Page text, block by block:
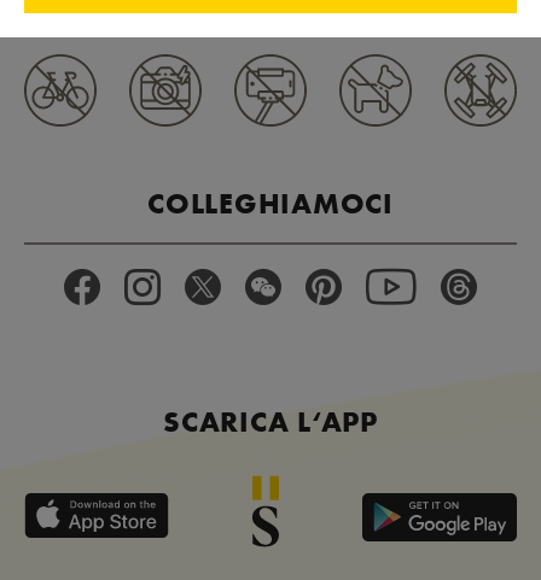
COLLEGHIAMOCI
SCARICA L‘APP